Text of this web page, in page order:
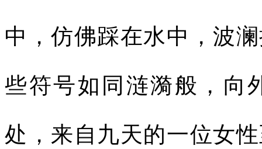
中，仿佛踩在水中，波
些符号如同涟漪般，向
处，来自九天的一位女